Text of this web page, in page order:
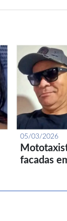
05/03/2026
facadas